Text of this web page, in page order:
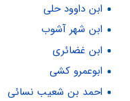
ابن داوود حلی
ابن شهر آشوب
ابن غضائری
ابوعمرو کشی
احمد بن شعیب نسائی